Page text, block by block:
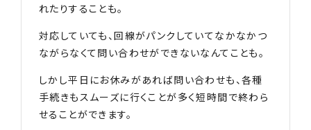
れたりすることも。
対応していても、回線がパンクしていてなかなかつ
ながらなくて問い合わせができないなんてことも。
しかし平日にお休みがあれば問い合わせも、各種
手続きもスムーズに行くことが多く短時間で終わら
せることができます。